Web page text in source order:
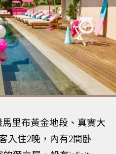
馬里布黃金地段、真實大
入住2晚，內有2間卧